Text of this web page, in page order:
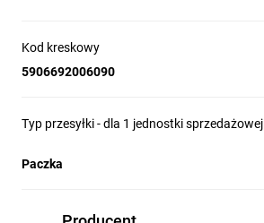
Kod kreskowy
5906692006090
Typ przesyłki - dla 1 jednostki sprzedażowej
Paczka